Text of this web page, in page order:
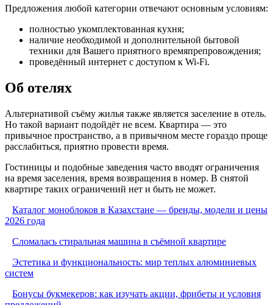
Предложения любой категории отвечают основным условиям:
полностью укомплектованная кухня;
наличие необходимой и дополнительной бытовой
техники для Вашего приятного времяпрепровождения;
проведённый интернет с доступом к Wi-Fi.
Об отелях
Альтернативой съёму жилья также является заселение в отель.
Но такой вариант подойдёт не всем. Квартира — это
привычное пространство, а в привычном месте гораздо проще
расслабиться, приятно провести время.
Гостиницы и подобные заведения часто вводят ограничения
на время заселения, время возвращения в номер. В снятой
квартире таких ограничений нет и быть не может.
Каталог моноблоков в Казахстане — бренды, модели и цены
2026 года
Сломалась стиральная машина в съёмной квартире
Эстетика и функциональность: мир теплых алюминиевых
систем
Бонусы букмекеров: как изучать акции, фрибеты и условия